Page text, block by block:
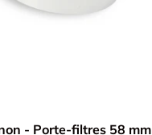
- Porte-filtres 58 mm